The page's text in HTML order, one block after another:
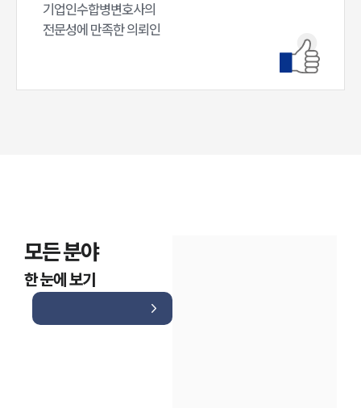
대륜법률상담예약
기업인수합병변호사의
전문성에 만족한 의뢰인
모든 분야
한 눈에 보기